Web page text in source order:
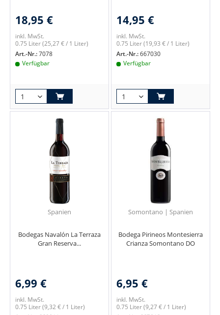
18,95 €
inkl. MwSt.
0.75 Liter(25,27 € / 1 Liter)
Art.-Nr.:7078
Verfügbar
14,95 €
inkl. MwSt.
0.75 Liter(19,93 € / 1 Liter)
Art.-Nr.:667030
Verfügbar
Spanien
Bodegas Navalón La Terraza
Gran Reserva...
6,99 €
inkl. MwSt.
0.75 Liter(9,32 € / 1 Liter)
Somontano | Spanien
Bodega Pirineos Montesierra
Crianza Somontano DO
6,95 €
inkl. MwSt.
0.75 Liter(9,27 € / 1 Liter)